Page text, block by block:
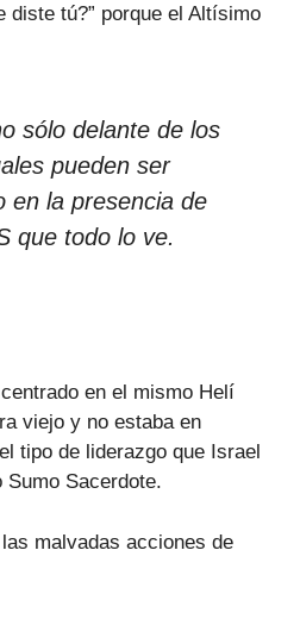
diste tú?” porque el Altísimo
sólo delante de los
pueden ser
en la presencia de
que todo lo ve.
en el mismo Helí
viejo y no estaba en
tipo de liderazgo que Israel
Sumo Sacerdote.
malvadas acciones de